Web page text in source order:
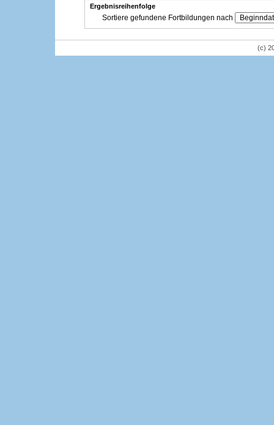
Ergebnisreihenfolge
Sortiere gefundene Fortbildungen nach
(c)